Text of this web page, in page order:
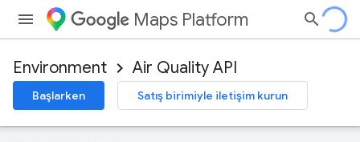
Maps Platform
Environment Air Quality API
Başlarken Satış birimiyle iletişim kurun